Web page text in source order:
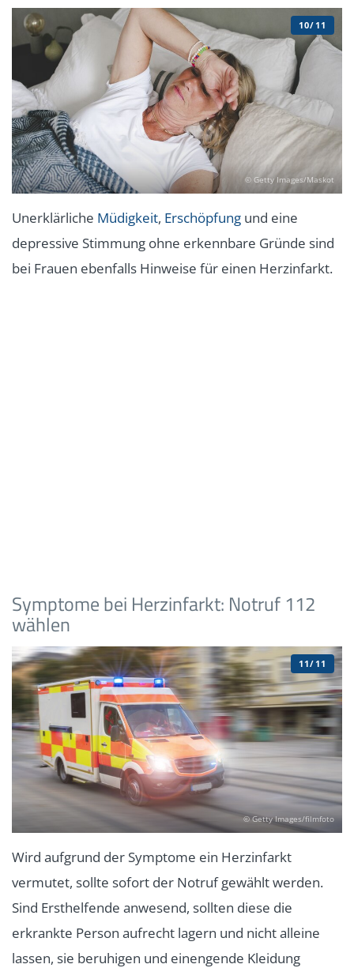
© Getty Images/Maskot
10/11
Unerklärliche Müdigkeit, Erschöpfung und eine
depressive Stimmung ohne erkennbare Gründe sind
bei Frauen ebenfalls Hinweise für einen Herzinfarkt.
Symptome bei Herzinfarkt: Notruf 112
wählen
© Getty Images/filmfoto
11/11
Wird aufgrund der Symptome ein Herzinfarkt
vermutet, sollte sofort der Notruf gewählt werden.
Sind Ersthelfende anwesend, sollten diese die
erkrankte Person aufrecht lagern und nicht alleine
lassen, sie beruhigen und einengende Kleidung